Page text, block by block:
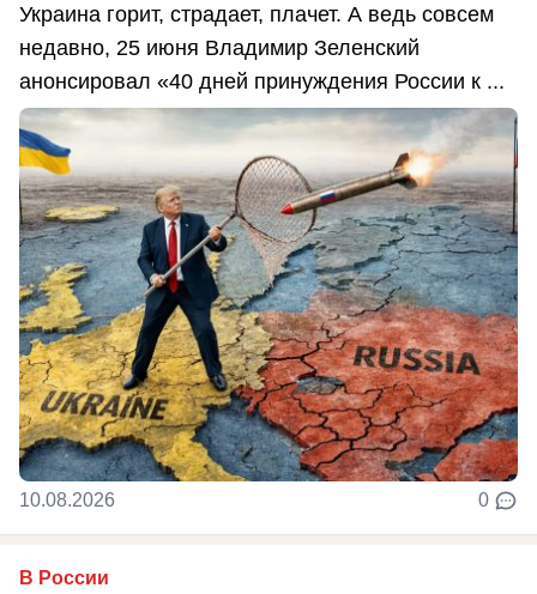
Украина горит, страдает, плачет. А ведь совсем
недавно, 25 июня Владимир Зеленский
анонсировал «40 дней принуждения России к ...
10.08.2026 0
В России